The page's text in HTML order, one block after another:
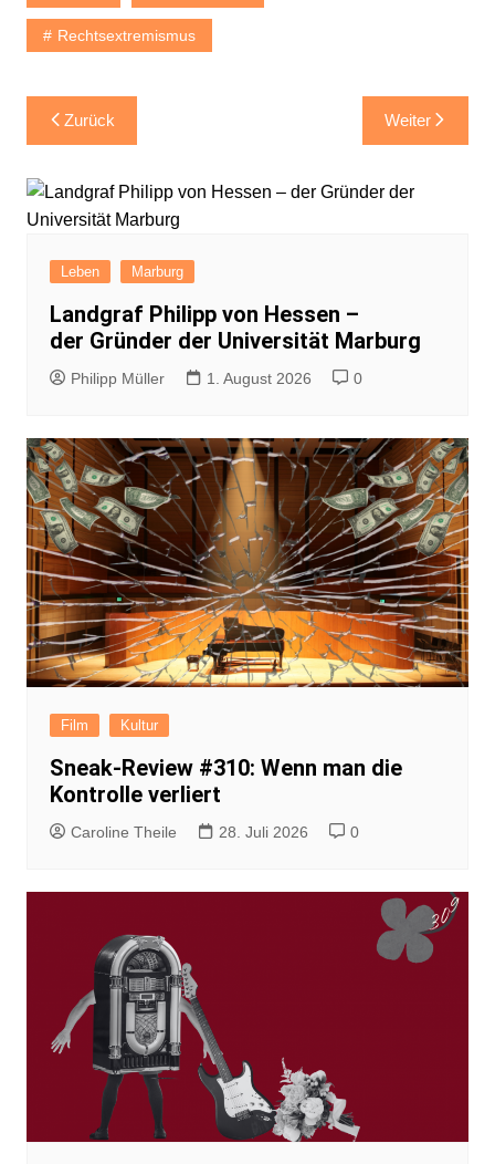
Rechtsextremismus
Beitragsnavigation
Zurück Weiter
Leben Marburg
Landgraf Philipp von Hessen –
der Gründer der Universität Marburg
Philipp Müller 1. August 2026 0
Film Kultur
Sneak-Review #310: Wenn man die
Kontrolle verliert
Caroline Theile 28. Juli 2026 0